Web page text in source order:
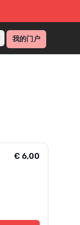
我的门户
€ 6,00